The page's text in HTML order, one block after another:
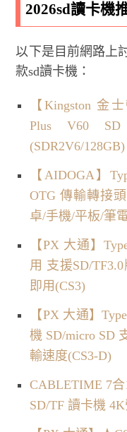
2026sd讀卡機
以下是目前網路上
款sd讀卡機：
【Kingston 金
Plus V60 SD
(SDR2V6/128GB)
【AIDOGA】
OTG 傳輸轉接
卓/手機/平板/筆
【PX 大通】
用 支援SD/
即用(CS3)
【PX 大通】
機 SD/micro SD
輸速度(CS3-D)
CABLETIME 7
SD/TF 讀卡機